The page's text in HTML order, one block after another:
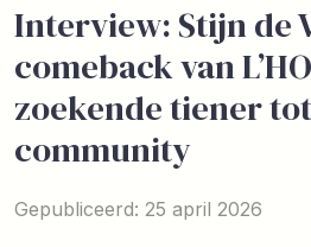
Interview: Stijn de
comeback van
zoekende tiener
community
Gepubliceerd: 25 april 2026